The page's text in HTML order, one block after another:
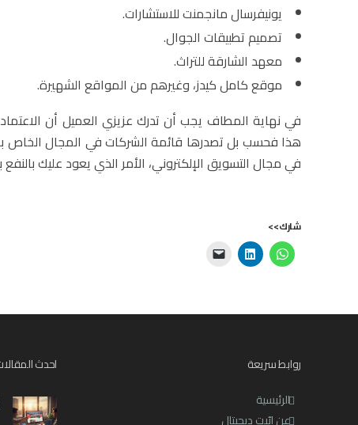
يونيفرسال مانجمنت للاستشارات.
تصميم تطبيقات الجوال.
معهد الشارقة للتراث.
موقع كامل كيدز، وغيرهم من المواقع الشهيرة.
في نهاية المطاف يجب أن تدرك عزيزي العميل أن
هذا فحسب بل تصدرها قائمة الشركات في المجال الخاص
في مجال التسويق الإلكتروني، الأمر الذي يعود عليك بالنفع
شارك>>
روابط سريعة
الرئيسية
عن ابّيت ديجيتال
احدث